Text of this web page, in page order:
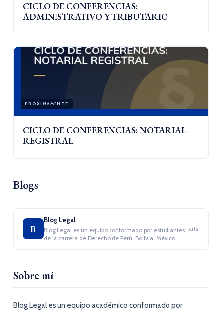
CICLO DE CONFERENCIAS:
ADMINISTRATIVO Y TRIBUTARIO
PRÓXIMAMENTE
CICLO DE CONFERENCIAS: NOTARIAL
REGISTRAL
Blogs
B
Blog Legal
Blog Legal es un equipo conformado por estudiantes
de la carrera de Derecho de Perú, Bolivia, México...
arts.
Sobre mí
Blog Legal es un equipo académico conformado por